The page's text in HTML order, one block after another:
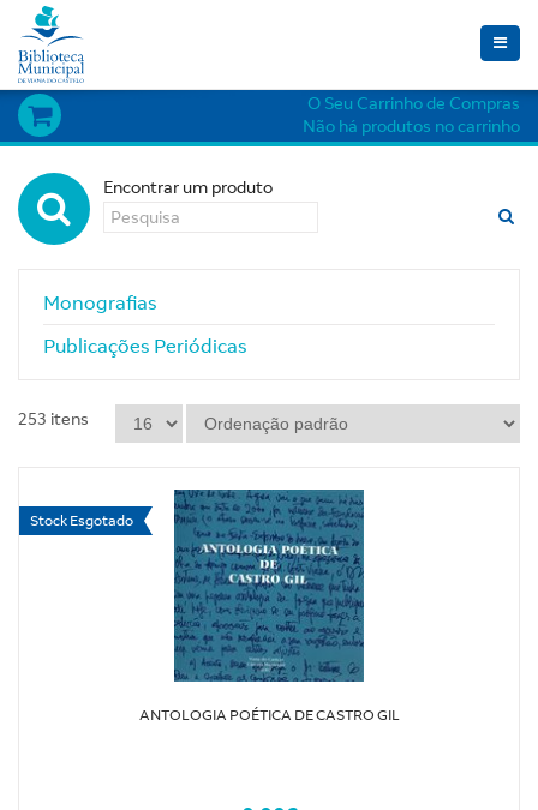
Toggle
O Seu Carrinho de Compras
Não há produtos no carrinho
Encontrar um produto
Monografias
Publicações Periódicas
253 itens
ANTOLOGIA POÉTICA DE CASTRO GIL
Stock Esgotado